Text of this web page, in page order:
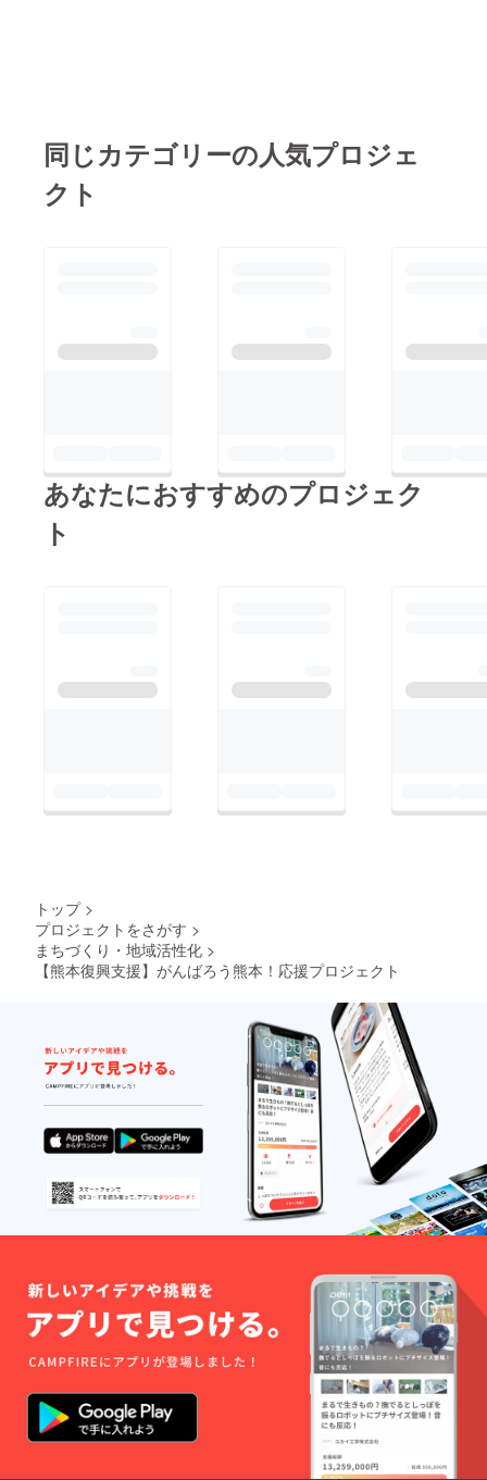
同じカテゴリーの人気プロジェ
クト
あなたにおすすめのプロジェク
ト
トップ >
プロジェクトをさがす >
まちづくり・地域活性化 >
【熊本復興支援】がんばろう熊本！応援プロジェクト